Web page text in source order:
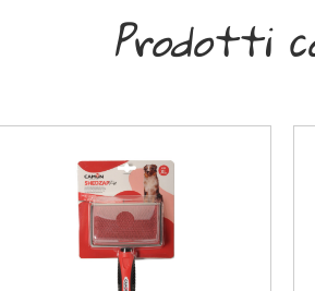
Prodotti